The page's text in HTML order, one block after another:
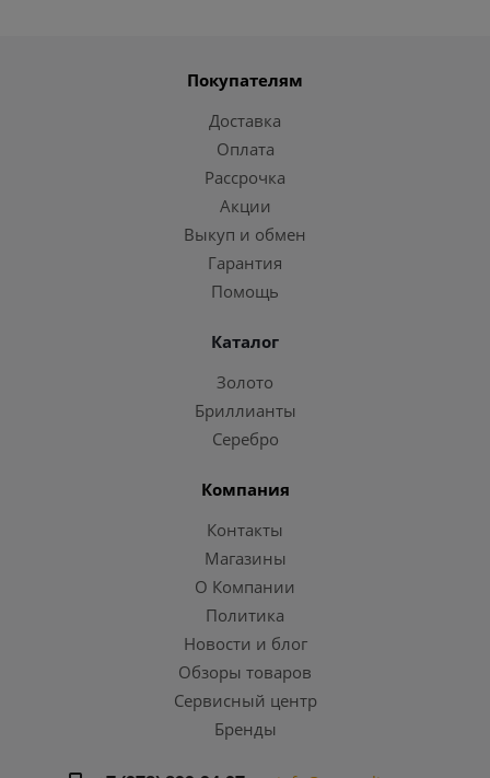
Покупателям
Доставка
Оплата
Рассрочка
Акции
Выкуп и обмен
Гарантия
Помощь
Каталог
Золото
Бриллианты
Серебро
Компания
Контакты
Магазины
О Компании
Политика
Новости и блог
Обзоры товаров
Сервисный центр
Бренды